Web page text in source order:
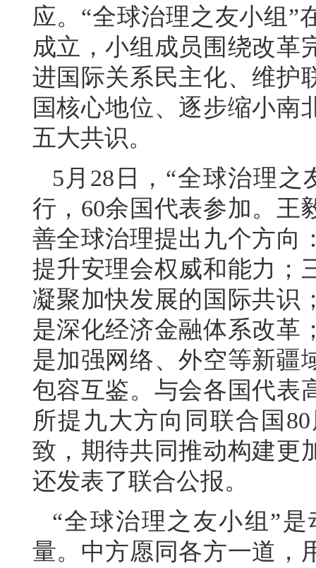
应。“全球治理之友小组”
成立，小组成员围绕改革
进国际关系民主化、维护
国核心地位、逐步缩小南
五大共识。
5月28日，“全球治理
行，60余国代表参加。王
善全球治理提出九个方向
提升安理会权威和能力；
凝聚加快发展的国际共识
是深化经济金融体系改革
是加强网络、外空等新疆
包容互鉴。与会各国代表
所提九大方向同联合国
致，期待共同推动构建更
还发表了联合公报。
“全球治理之友小组”
量。中方愿同各方一道，